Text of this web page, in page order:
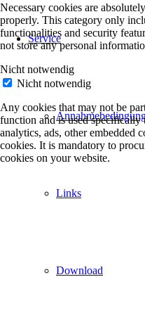
Service
Links
Download
Necessary cookies are
properly. This category only
functionalities and security
not store any personal
Nicht notwendig
Nicht notwendig
Any cookies that may not be
function and is used specifically
analytics, ads, other embedded
cookies. It is mandatory to
cookies on your website.